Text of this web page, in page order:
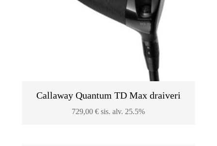
Callaway Quantum TD Max draiveri
729,00€ sis. alv. 25.5%